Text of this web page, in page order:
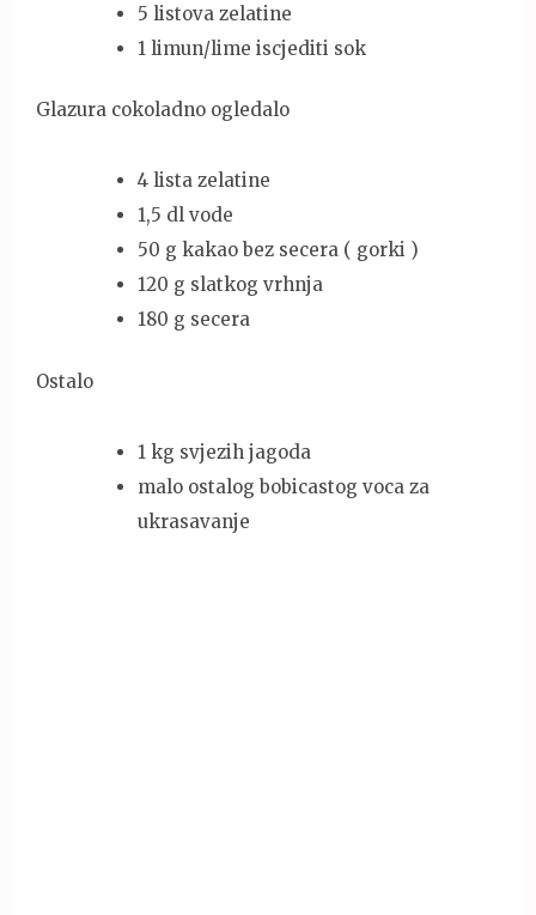
5 listova zelatine
1 limun/lime iscjediti sok
Glazura cokoladno ogledalo
4 lista zelatine
1,5 dl vode
50 g kakao bez secera ( gorki )
120 g slatkog vrhnja
180 g secera
Ostalo
1 kg svjezih jagoda
malo ostalog bobicastog voca za
ukrasavanje